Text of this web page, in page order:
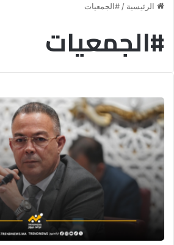
الرئيسية / #الجمعيات
#الجمعيات